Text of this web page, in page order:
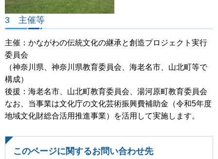
3 主催等
主催：かながわの伝統文化の継承と創造プロジェクト実行
委員会
（神奈川県、神奈川県教育委員会、海老名市、山北町等で
構成）
後援：海老名市、山北町教育委員会、湯河原町教育委員会
なお、当事業は文化庁の文化芸術振興費補助金（令和5年度
地域文化財総合活用推進事業）を活用して実施します。
このページに関するお問い合わせ先